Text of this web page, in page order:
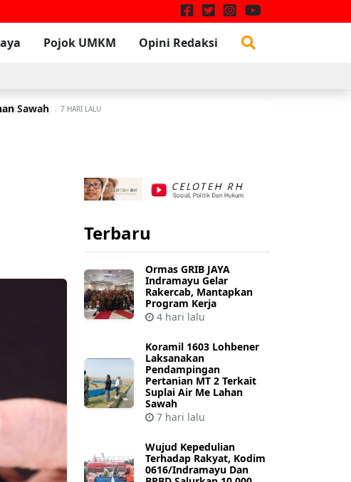
Pojok UMKM Opini Redaksi
Sawah 7 HARI LALU
23 JULI 2026
Terbaru
Ormas GRIB JAYA
Indramayu Gelar
Rakercab, Mantapkan
Program Kerja
4 hari lalu
Koramil 1603 Lohbener
Laksanakan
Pendampingan
Pertanian MT 2 Terkait
Suplai Air Me Lahan
Sawah
7 hari lalu
Wujud Kepedulian
Terhadap Rakyat, Kodim
0616/Indramayu Dan